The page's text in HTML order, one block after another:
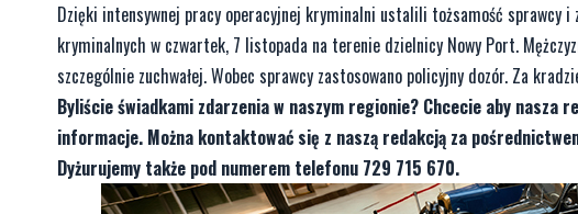
Dzięki intensywnej pracy operacyjnej kryminalni ustalili tożsamość sprawcy
kryminalnych w czwartek, 7 listopada na terenie dzielnicy Nowy Port.
szczególnie zuchwałej. Wobec sprawcy zastosowano policyjny dozór. Za
Byliście świadkami zdarzenia w naszym regionie? Chcecie aby nasza
informacje. Można kontaktować się z naszą redakcją za
Dyżurujemy także pod numerem telefonu 729 715 670.